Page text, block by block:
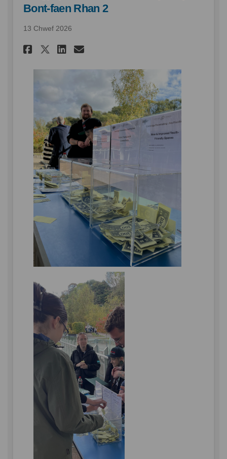
Bont-faen Rhan 2
13 Chwef 2026
Rhannu Ymgysylltu â
Rhannu Ymgysylltu â
Rhannu Ymgysylltu â
E-bost Ymgysylltu â